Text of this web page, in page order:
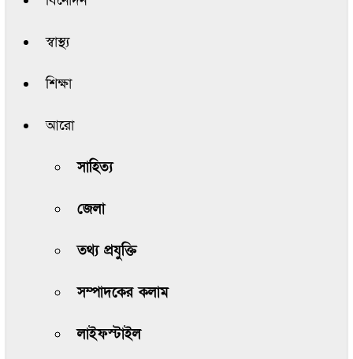
স্বাস্থ্য
শিক্ষা
আরো
সাহিত্য
জেলা
তথ্য প্রযুক্তি
সম্পাদকের কলাম
লাইফস্টাইল